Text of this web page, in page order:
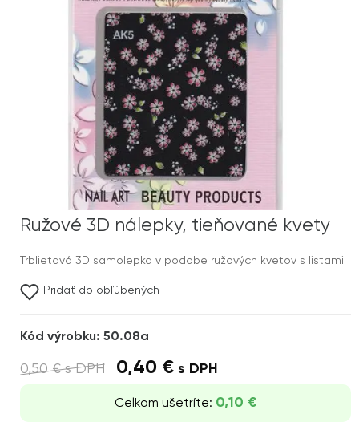
Ružové 3D nálepky, tieňované kvety
Trblietavá 3D samolepka v podobe ružových kvetov s listami.
Pridať do obľúbených
Kód výrobku: 50.08a
0,50 €s DPH 0,40 € s DPH
Celkom ušetríte: 0,10 €